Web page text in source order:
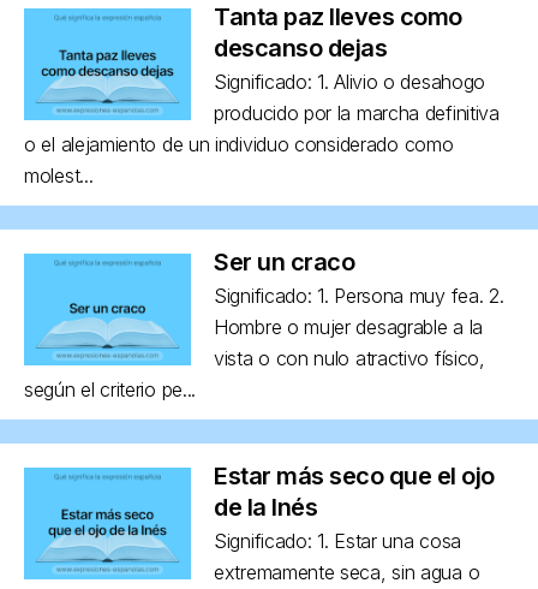
Tanta paz lleves como
descanso dejas
Significado: 1. Alivio o desahogo
producido por la marcha definitiva
o el alejamiento de un individuo considerado como
molest...
Ser un craco
Significado: 1. Persona muy fea. 2.
Hombre o mujer desagrable a la
vista o con nulo atractivo físico,
según el criterio pe...
Estar más seco que el ojo
de la Inés
Significado: 1. Estar una cosa
extremamente seca, sin agua o